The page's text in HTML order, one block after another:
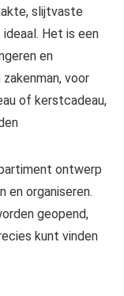
slijtvaste
Het is een
en
voor
of kerstcadeau,
ontwerp
en organiseren.
geopend,
kunt vinden